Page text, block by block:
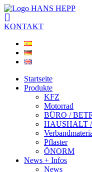
KONTAKT
Startseite
Produkte
KFZ
Motorrad
BÜRO /
HAUSHALT
Pflaster
ÖNORM
News + Infos
News